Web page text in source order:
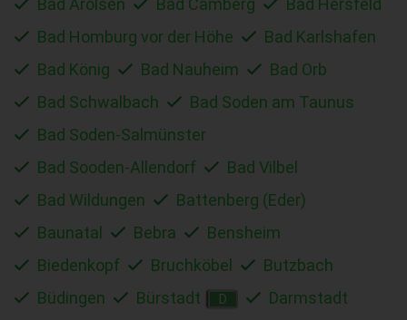
Bad Homburg vor der Höhe
Bad Karlshafen
Bad König
Bad Nauheim
Bad Orb
Bad Schwalbach
Bad Soden am Taunus
Bad Soden-Salmünster
Bad Sooden-Allendorf
Bad Vilbel
Bad Wildungen
Battenberg (Eder)
Baunatal
Bebra
Bensheim
Biedenkopf
Bruchköbel
Butzbach
Büdingen
Bürstadt D
Darmstadt